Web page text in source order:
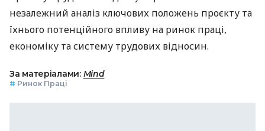
незалежний аналіз ключових положень проєкту та
їхнього потенційного впливу на ринок праці,
економіку та систему трудових відносин.
За матеріалами: Mind
# Ринок Праці